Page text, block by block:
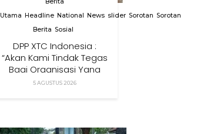
Berita
Utama
Headline National News slider Sorotan Sorotan
Berita Sosial
DPP XTC Indonesia :
“Akan Kami Tindak Tegas
Bagi Organisasi Yang
Menggunakan Nama,
5 AGUSTUS 2026